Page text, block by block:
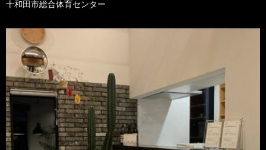
十和田市総合体育センター